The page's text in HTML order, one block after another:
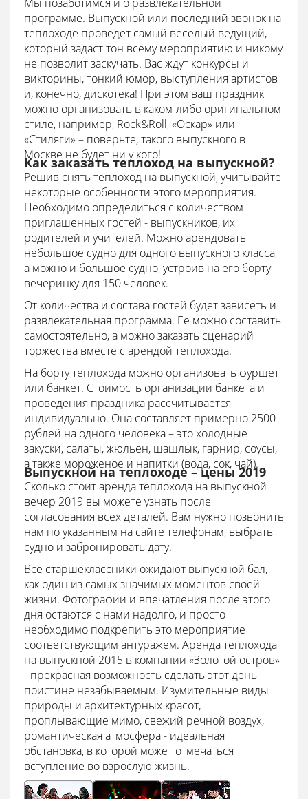
программе. Выпускной или последний звонок на
теплоходе проведёт самый весёлый ведущий,
который задаст тон всему мероприятию и никому
не позволит заскучать. Вас ждут конкурсы и
викторины, тонкий юмор, выступления артистов
и, конечно, дискотека! При этом ваш праздник
можно организовать в каком-либо оригинальном
стиле, например, Rock&Roll, «Оскар» или
«Стиляги» – поверьте, такого выпускного в
Москве не будет ни у кого!
Как заказать теплоход на выпускной?
Решив снять теплоход на выпускной, учитывайте
некоторые особенности этого мероприятия.
Необходимо определиться с количеством
приглашенных гостей - выпускников, их
родителей и учителей. Можно арендовать
небольшое судно для одного выпускного класса,
а можно и большое судно, устроив на его борту
вечеринку для 150 человек.
От количества и состава гостей будет зависеть и
развлекательная программа. Ее можно составить
самостоятельно, а можно заказать сценарий
торжества вместе с арендой теплохода.
На борту теплохода можно организовать фуршет
или банкет. Стоимость организации банкета и
проведения праздника рассчитывается
индивидуально. Она составляет примерно 2500
рублей на одного человека – это холодные
закуски, салаты, жюльен, шашлык, гарнир, соусы,
а также мороженое и напитки (вода, сок, чай).
Выпускной на теплоходе – цены 2019
Сколько стоит аренда теплохода на выпускной
вечер 2019 вы можете узнать после
согласования всех деталей. Вам нужно позвонить
нам по указанным на сайте телефонам, выбрать
судно и забронировать дату.
Все старшеклассники ожидают выпускной бал,
как один из самых значимых моментов своей
жизни. Фотографии и впечатления после этого
дня остаются с нами надолго, и просто
необходимо подкрепить это мероприятие
соответствующим антуражем. Аренда теплохода
на выпускной 2015 в компании «Золотой остров»
- прекрасная возможность сделать этот день
поистине незабываемым. Изумительные виды
природы и архитектурных красот,
проплывающие мимо, свежий речной воздух,
романтическая атмосфера - идеальная
обстановка, в которой может отмечаться
вступление во взрослую жизнь.